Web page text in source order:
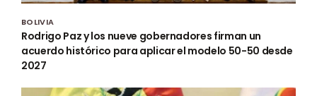
BOLIVIA
Rodrigo Paz y los nueve gobernadores firman un
acuerdo histórico para aplicar el modelo 50-50 desde
2027